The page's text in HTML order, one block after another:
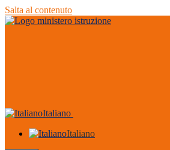
Salta al contenuto
Italiano
Italiano